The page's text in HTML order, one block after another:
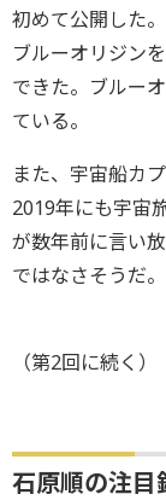
初めて公開した
ブルーオリジン
できた。ブルー
ている。
また、宇宙船カ
2019年にも宇宙
が数年前に言い
ではなさそうだ。
（第2回に続く）
石原順の注目